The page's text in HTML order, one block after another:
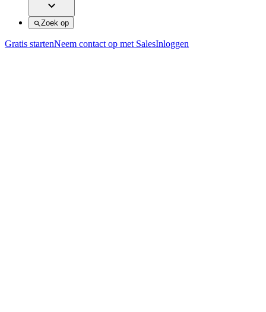
Zoek op
Gratis startenNeem contact op met SalesInloggen